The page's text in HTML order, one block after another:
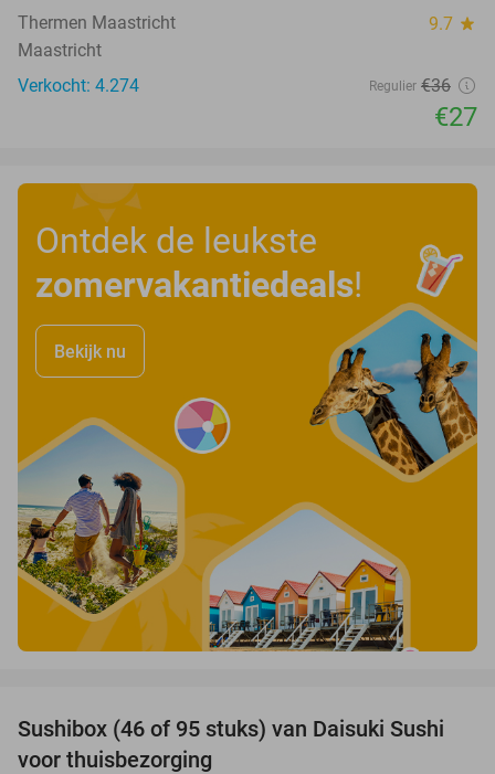
Thermen Maastricht 9.7 star
Maastricht
Verkocht: 4.274
Regulier €36
€27
Ontdek de leukste
zomervakantiedeals!
Bekijk nu
46%
Sushibox (46 of 95 stuks) van Daisuki Sushi
voor thuisbezorging